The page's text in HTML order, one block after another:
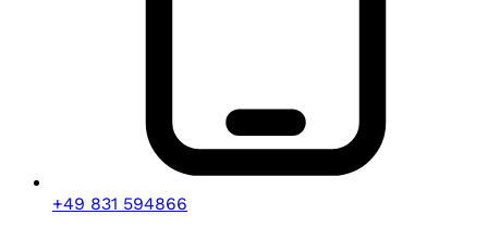
+49 831 594866